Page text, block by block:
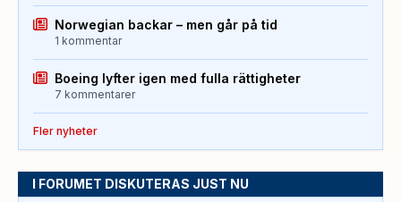
Norwegian backar – men går på tid
1 kommentar
Boeing lyfter igen med fulla rättigheter
7 kommentarer
Fler nyheter
I FORUMET DISKUTERAS JUST NU